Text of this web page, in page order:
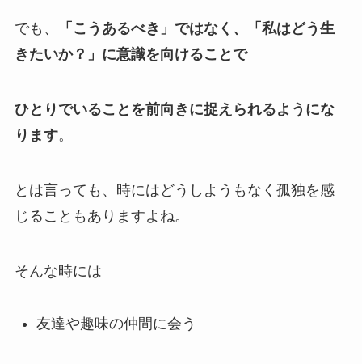
でも、
「こうあるべき」ではなく、「私はどう生
きたいか？」に意識を向けることで
ひとりでいることを前向きに捉えられるようにな
ります。
とは言っても、時にはどうしようもなく孤独を感
じることもありますよね。
そんな時には
友達や趣味の仲間に会う